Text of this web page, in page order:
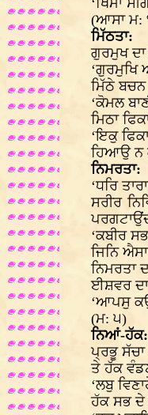
‘ਖਿਮਾ
(ਆਸਾ ਮ:
ਮਿੱਠਤਾ:
ਗੁਰਮੁਖ ਦਾ
‘ਗੁਰਮੁਖਿ
ਮਿੱਠੇ
‘ਕੋਮਲ
ਮਿਠਾ
‘ਇਕੁ
ਹਿਆਉ ਨ
ਨਿਮਰਤਾ:
‘ਧਰਿ
ਸਰੀਰ
‘ਕਬੀਰ
ਜਿਨਿ
ਨਿਮਰਤਾ
ਈਸ਼ਵਰ ਦਾ
‘ਆਪਸੁ
(ਮ: ੫)
ਨਿਆਂ-ਹੱਕ:
ਪ੍ਰਭੂ
ਤੇ ਹੱਕ
‘ਲਬੁ
ਹੱਕ ਸਭ ਦੇ